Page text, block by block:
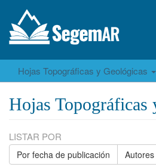
Hojas Topográficas y Geológicas
Hojas Topográficas
LISTAR POR
Por fecha de publicación Autores